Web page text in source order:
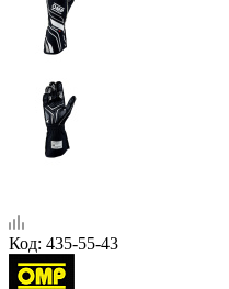
Код: 435-55-43